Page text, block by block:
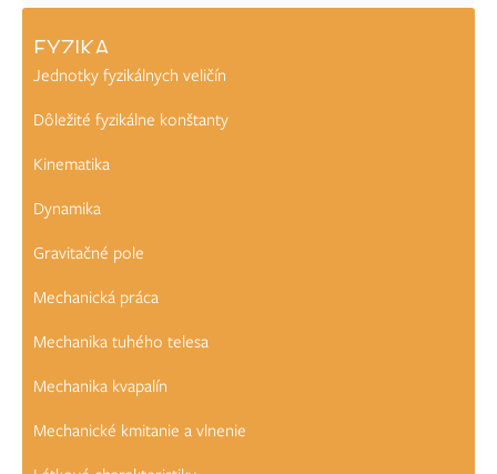
FYZIKA
Jednotky fyzikálnych veličín
Dôležité fyzikálne konštanty
Kinematika
Dynamika
Gravitačné pole
Mechanická práca
Mechanika tuhého telesa
Mechanika kvapalín
Mechanické kmitanie a vlnenie